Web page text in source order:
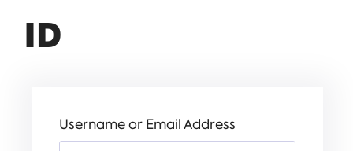
ID
Username or Email Address